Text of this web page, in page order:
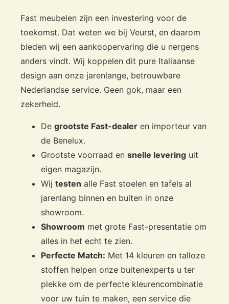
Fast meubelen zijn een investering voor de
toekomst. Dat weten we bij Veurst, en daarom
bieden wij een aankoopervaring die u nergens
anders vindt. Wij koppelen dit pure Italiaanse
design aan onze jarenlange, betrouwbare
Nederlandse service. Geen gok, maar een
zekerheid.
De grootste Fast-dealer en importeur van
de Benelux.
Grootste voorraad en snelle levering uit
eigen magazijn.
Wij testen alle Fast stoelen en tafels al
jarenlang binnen en buiten in onze
showroom.
Showroom met grote Fast-presentatie om
alles in het echt te zien.
Perfecte Match: Met 14 kleuren en talloze
stoffen helpen onze buitenexperts u ter
plekke om de perfecte kleurencombinatie
voor uw tuin te maken, een service die